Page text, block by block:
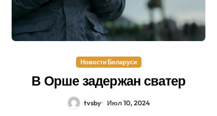
Новости Беларуси
В Орше задержан сватер
tvsby Июл 10, 2024